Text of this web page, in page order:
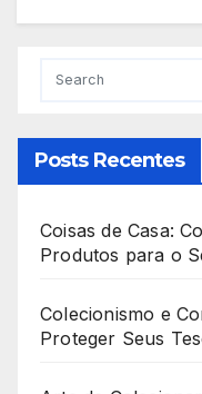
Posts Recentes
Coisas de Casa:
Produtos para o
Colecionismo e
Proteger Seus